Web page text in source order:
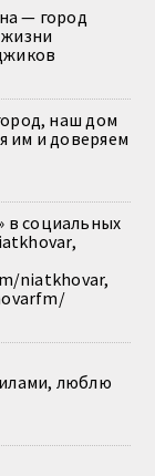
— город
наш дом
им и доверяем
социальных
niatkhovar,
люблю